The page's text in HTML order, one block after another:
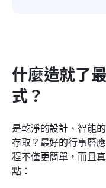
什麼造就了
式？
是乾淨的設計、智能
存取？最好的行事曆
程不僅更簡單，而且
點：